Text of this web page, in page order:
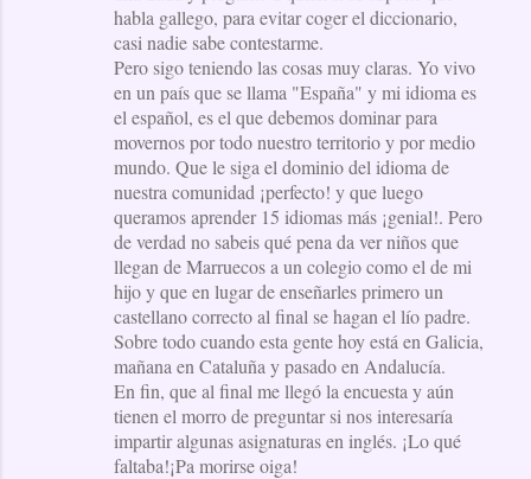
habla gallego, para evitar coger el diccionario,
casi nadie sabe contestarme.
Pero sigo teniendo las cosas muy claras. Yo vivo
en un país que se llama "España" y mi idioma es
el español, es el que debemos dominar para
movernos por todo nuestro territorio y por medio
mundo. Que le siga el dominio del idioma de
nuestra comunidad ¡perfecto! y que luego
queramos aprender 15 idiomas más ¡genial!. Pero
de verdad no sabeis qué pena da ver niños que
llegan de Marruecos a un colegio como el de mi
hijo y que en lugar de enseñarles primero un
castellano correcto al final se hagan el lío padre.
Sobre todo cuando esta gente hoy está en Galicia,
mañana en Cataluña y pasado en Andalucía.
En fin, que al final me llegó la encuesta y aún
tienen el morro de preguntar si nos interesaría
impartir algunas asignaturas en inglés. ¡Lo qué
faltaba!¡Pa morirse oiga!